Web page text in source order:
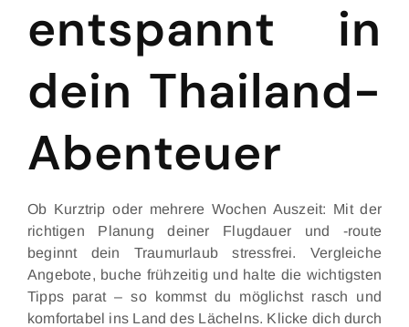
entspannt in
dein Thailand-
Abenteuer
Ob Kurztrip oder mehrere Wochen Auszeit: Mit der
richtigen Planung deiner Flugdauer und -route
beginnt dein Traumurlaub stressfrei. Vergleiche
Angebote, buche frühzeitig und halte die wichtigsten
Tipps parat – so kommst du möglichst rasch und
komfortabel ins Land des Lächelns. Klicke dich durch